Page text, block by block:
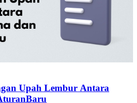
Upah Lembur Antara